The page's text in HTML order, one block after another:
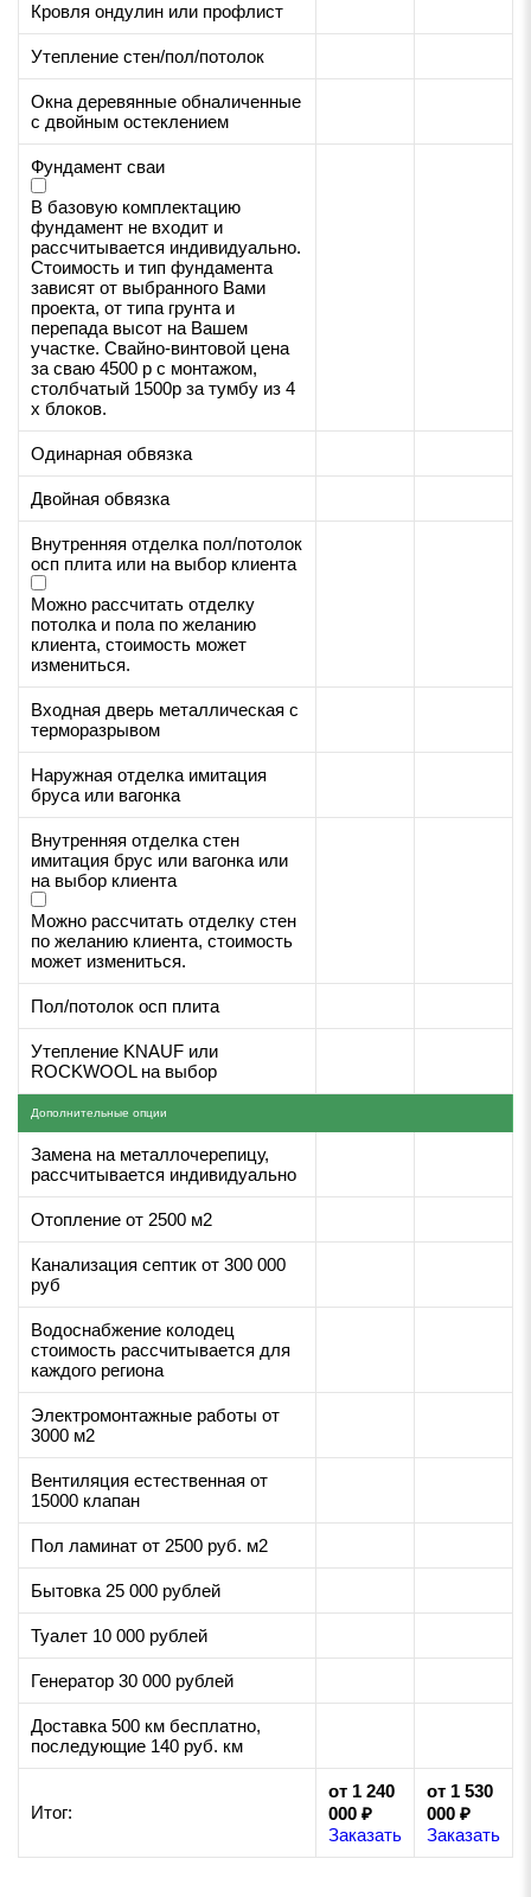
Кровля ондулин или профлист
Утепление стен/пол/потолок
Окна деревянные обналиченные
с двойным остеклением
Фундамент сваи
В базовую комплектацию
фундамент не входит и
рассчитывается индивидуально.
Стоимость и тип фундамента
зависят от выбранного Вами
проекта, от типа грунта и
перепада высот на Вашем
участке. Свайно-винтовой цена
за сваю 4500 р с монтажом,
столбчатый 1500р за тумбу из 4
х блоков.
Одинарная обвязка
Двойная обвязка
Внутренняя отделка пол/потолок
осп плита или на выбор клиента
Можно рассчитать отделку
потолка и пола по желанию
клиента, стоимость может
измениться.
Входная дверь металлическая с
терморазрывом
Наружная отделка имитация
бруса или вагонка
Внутренняя отделка стен
имитация брус или вагонка или
на выбор клиента
Можно рассчитать отделку стен
по желанию клиента, стоимость
может измениться.
Пол/потолок осп плита
Утепление KNAUF или
ROCKWOOL на выбор
Дополнительные опции
Замена на металлочерепицу,
рассчитывается индивидуально
Отопление от 2500 м2
Канализация септик от 300 000
руб
Водоснабжение колодец
стоимость рассчитывается для
каждого региона
Электромонтажные работы от
3000 м2
Вентиляция естественная от
15000 клапан
Пол ламинат от 2500 руб. м2
Бытовка 25 000 рублей
Туалет 10 000 рублей
Генератор 30 000 рублей
Доставка 500 км бесплатно,
последующие 140 руб. км
Итог:
от 1 240
000 ₽
Заказать
от 1 530
000 ₽
Заказать